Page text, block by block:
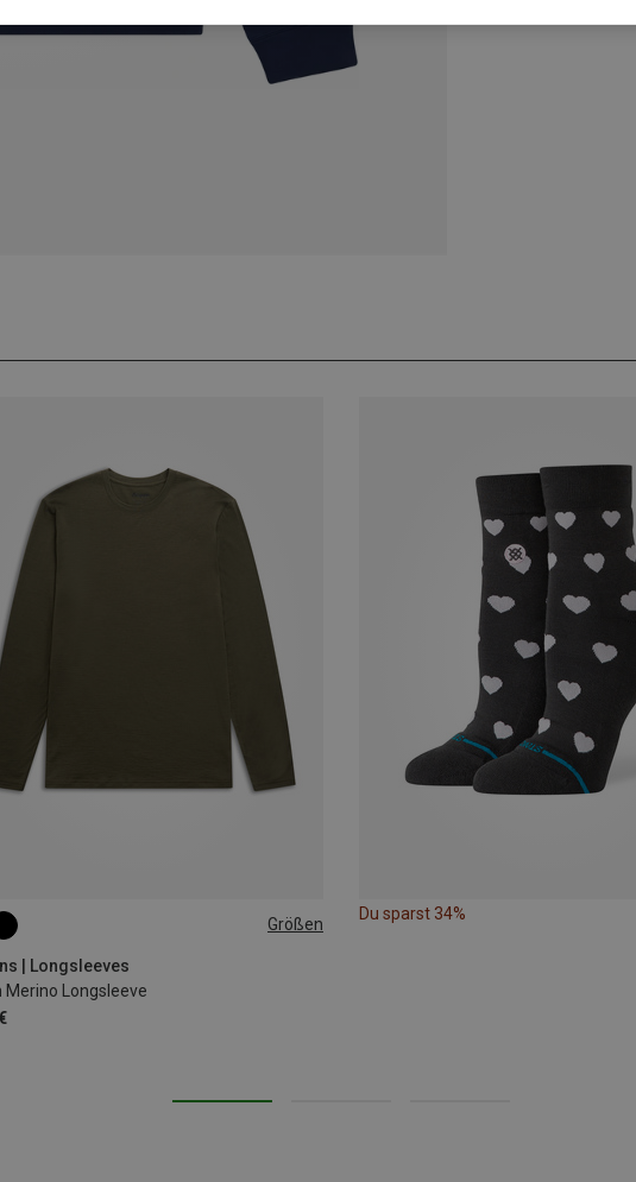
Größen
| Longsleeves
Merino Longsleeve
M
Du sparst 34%